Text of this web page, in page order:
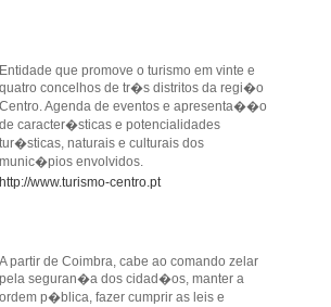
Entidade que promove o turismo em vinte e
quatro concelhos de tr�s distritos da regi�o
Centro. Agenda de eventos e apresenta��o
de caracter�sticas e potencialidades
tur�sticas, naturais e culturais dos
munic�pios envolvidos.
http://www.turismo-centro.pt
A partir de Coimbra, cabe ao comando zelar
pela seguran�a dos cidad�os, manter a
ordem p�blica, fazer cumprir as leis e